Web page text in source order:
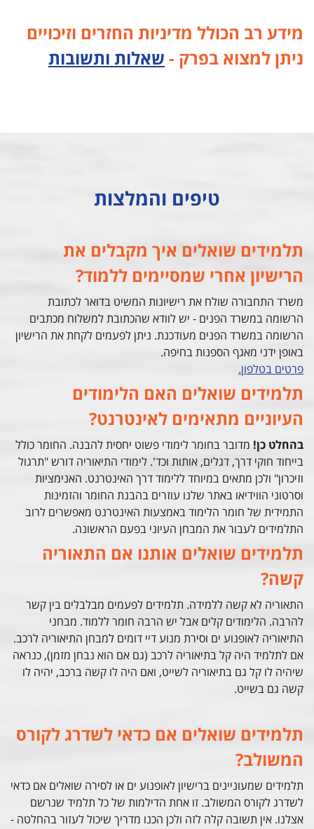
מידע רב הכולל מדיניות החזרים וזיכויים
ניתן למצוא בפרק - שאלות ותשובות
טיפים והמלצות
תלמידים שואלים איך מקבלים את
הרישיון אחרי שמסיימים ללמוד?
משרד התחבורה שולח את רישיונות המשיט בדואר לכתובת
הרשומה במשרד הפנים - יש לוודא שהכתובת למשלוח מכתבים
הרשומה במשרד הפנים מעודכנת. ניתן לפעמים לקחת את הרישיון
באופן ידני מאגף הספנות בחיפה.
פרטים בטלפון.
תלמידים שואלים האם הלימודים
העיוניים מתאימים לאינטרנט?
בהחלט כן! מדובר בחומר לימודי פשוט יחסית להבנה. החומר כולל
בייחוד חוקי דרך, דגלים, אותות וכד'. לימודי התיאוריה דורש "תרגול
וזיכרון" ולכן מתאים במיוחד ללימוד דרך האינטרנט. האנימציות
וסרטוני הווידיאו באתר שלנו עוזרים בהבנת החומר והזמינות
התמידית של חומר הלימוד באמצעות האינטרנט מאפשרים לרוב
התלמידים לעבור את המבחן העיוני בפעם הראשונה.
תלמידים שואלים אותנו אם התאוריה
קשה?
התאוריה לא קשה ללמידה. תלמידים לפעמים מבלבלים בין קשר
להרבה. הלימודים קלים אבל יש הרבה חומר ללמוד. מבחני
התיאוריה לאופנוע ים וסירת מנוע דיי דומים למבחן התיאוריה לרכב.
אם לתלמיד היה קל בתיאוריה לרכב (גם אם הוא נבחן מזמן), כנראה
שיהיה לו קל גם בתיאוריה לשייט, ואם היה לו קשה ברכב, יהיה לו
קשה גם בשייט.
תלמידים שואלים אם כדאי לשדרג לקורס
המשולב?
תלמידים שמעוניינים ברישיון לאופנוע ים או לסירה שואלים אם כדאי
לשדרג לקורס המשולב. זו אחת הדילמות של כל תלמיד שנרשם
אצלנו. אין תשובה קלה לזה ולכן הכנו מדריך שיכול לעזור בהחלטה -